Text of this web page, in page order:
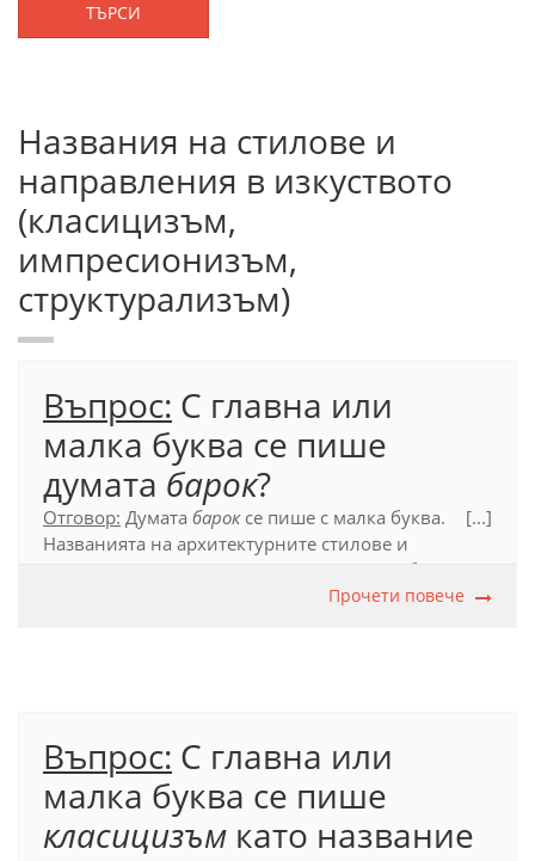
ТЪРСИ
Названия на стилове и
направления в изкуството
(класицизъм,
импресионизъм,
структурализъм)
Въпрос: С главна или
малка буква се пише
думата барок?
Отговор: Думата барок се пише с малка буква.
Названията на архитектурните стилове и
стиловете в изкуството се пишат с малка буква.
[...]
Прочети повече
Въпрос: С главна или
малка буква се пише
класицизъм като название